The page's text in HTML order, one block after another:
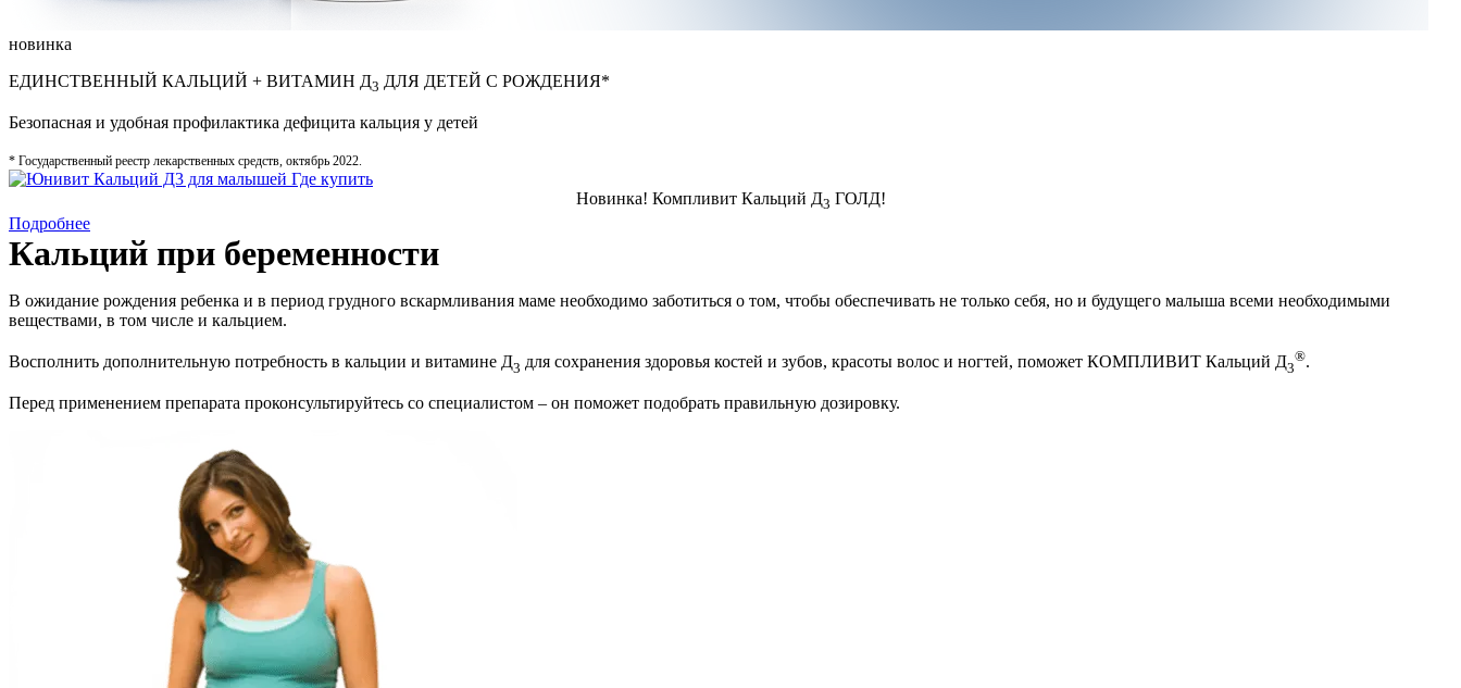
новинка
ЕДИНСТВЕННЫЙ КАЛЬЦИЙ + ВИТАМИН Д3 ДЛЯ ДЕТЕЙ С РОЖДЕНИЯ*
Безопасная и удобная профилактика дефицита кальция у детей
* Государственный реестр лекарственных средств, октябрь 2022.
Где купить
Новинка! Компливит Кальций Д3 ГОЛД!
Подробнее
Кальций при беременности
В ожидание рождения ребенка и в период грудного вскармливания маме необходимо заботиться о том, чтобы обеспечивать не только себя, но и будущего малыша всеми необходимыми
веществами, в том числе и кальцием.
Восполнить дополнительную потребность в кальции и витамине Д3 для сохранения здоровья костей и зубов, красоты волос и ногтей, поможет КОМПЛИВИТ Кальций Д3
®.
Перед применением препарата проконсультируйтесь со специалистом – он поможет подобрать правильную дозировку.